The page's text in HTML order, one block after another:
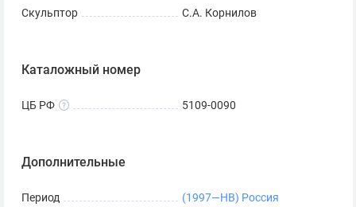
Скульптор
С.А. Корнилов
Каталожный номер
ЦБ РФ 5109-0090
Дополнительные
Период
(1997—НВ) Россия